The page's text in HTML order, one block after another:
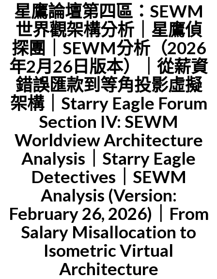
星鷹論壇第四區：SEWM
世界觀架構分析｜星鷹偵
探團｜SEWM分析（2026
年2月26日版本）｜從薪資
錯誤匯款到等角投影虛擬
架構｜Starry Eagle Forum
Section IV: SEWM
Worldview Architecture
Analysis｜Starry Eagle
Detectives｜SEWM
Analysis (Version:
February 26, 2026)｜From
Salary Misallocation to
Isometric Virtual
Architecture